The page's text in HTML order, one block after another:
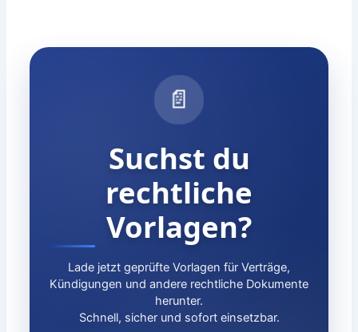
📄
Suchst du
rechtliche
Vorlagen?
Lade jetzt geprüfte Vorlagen für Verträge,
Kündigungen und andere rechtliche Dokumente
herunter.
Schnell, sicher und sofort einsetzbar.